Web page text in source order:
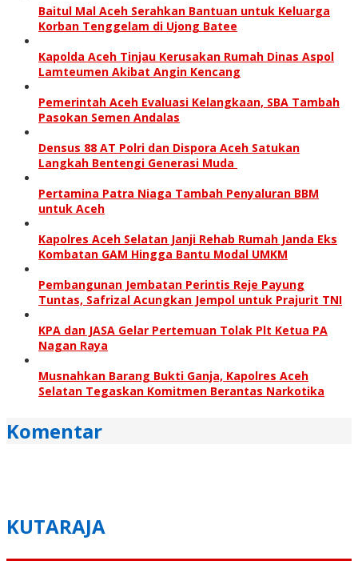
Baitul Mal Aceh Serahkan Bantuan untuk Keluarga
Korban Tenggelam di Ujong Batee
Kapolda Aceh Tinjau Kerusakan Rumah Dinas Aspol
Lamteumen Akibat Angin Kencang
Pemerintah Aceh Evaluasi Kelangkaan, SBA Tambah
Pasokan Semen Andalas
Densus 88 AT Polri dan Dispora Aceh Satukan
Langkah Bentengi Generasi Muda
Pertamina Patra Niaga Tambah Penyaluran BBM
untuk Aceh
Kapolres Aceh Selatan Janji Rehab Rumah Janda Eks
Kombatan GAM Hingga Bantu Modal UMKM
Pembangunan Jembatan Perintis Reje Payung
Tuntas, Safrizal Acungkan Jempol untuk Prajurit TNI
KPA dan JASA Gelar Pertemuan Tolak Plt Ketua PA
Nagan Raya
Musnahkan Barang Bukti Ganja, Kapolres Aceh
Selatan Tegaskan Komitmen Berantas Narkotika
Komentar
KUTARAJA